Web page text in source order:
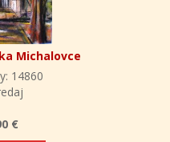
Michalovce
14860
€